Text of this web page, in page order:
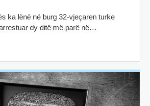
ka lënë në burg 32-vjeçaren turke
dy ditë më parë në…